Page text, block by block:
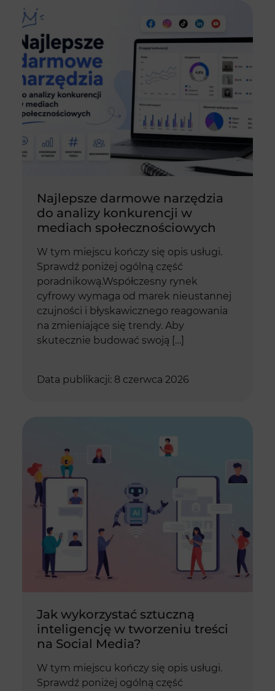
Najlepsze darmowe narzędzia
do analizy konkurencji w
mediach społecznościowych
W tym miejscu kończy się opis usługi.
Sprawdź poniżej ogólną część
poradnikową.Współczesny rynek
cyfrowy wymaga od marek nieustannej
czujności i błyskawicznego reagowania
na zmieniające się trendy. Aby
skutecznie budować swoją […]
Data publikacji: 8 czerwca 2026
Jak wykorzystać sztuczną
inteligencję w tworzeniu treści
na Social Media?
W tym miejscu kończy się opis usługi.
Sprawdź poniżej ogólną część